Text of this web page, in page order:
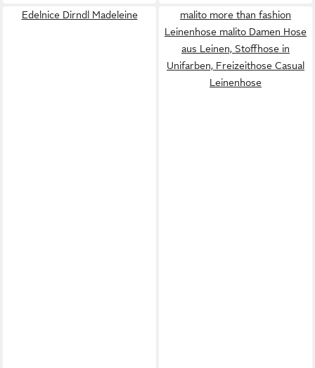
Edelnice Dirndl Madeleine
malito more than fashion
Leinenhose malito Damen Hose
aus Leinen, Stoffhose in
Unifarben, Freizeithose Casual
Leinenhose